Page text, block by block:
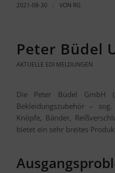
2021-08-30 VON RG
Peter Büdel
AKTUELLE EDI MELDUNGEN
Die Peter Büdel GmbH (
Bekleidungszubehör – sog.
Knöpfe, Bänder,
bietet ein sehr breites